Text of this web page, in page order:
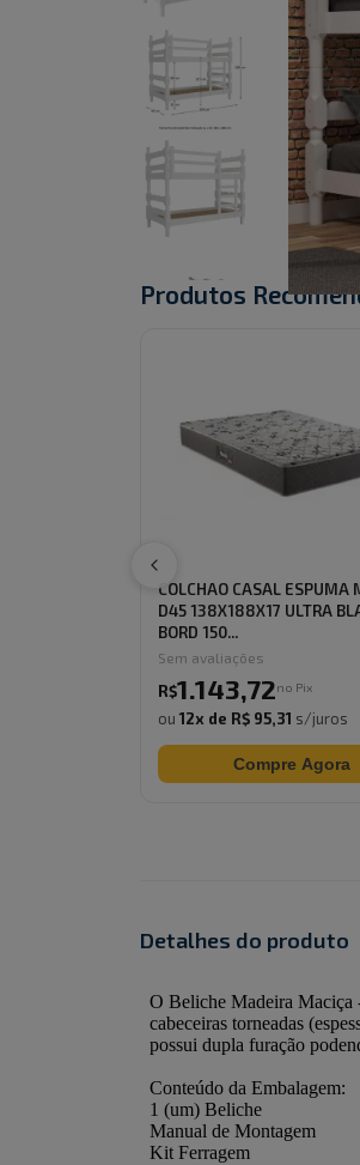
Produtos
COLCHAO CASAL ESPUMA
D45 138X188X17 ULTRA
BORD 150...
Sem avaliações
R$1.143,72no Pix
ou 12x de R$ 95,31 s/juros
Compre Agora
Detalhes do produto